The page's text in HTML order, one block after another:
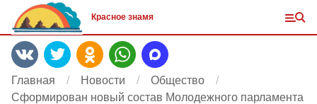
Красное знамя
Главная Новости
Общество
Сформирован новый состав Молодежного парламента